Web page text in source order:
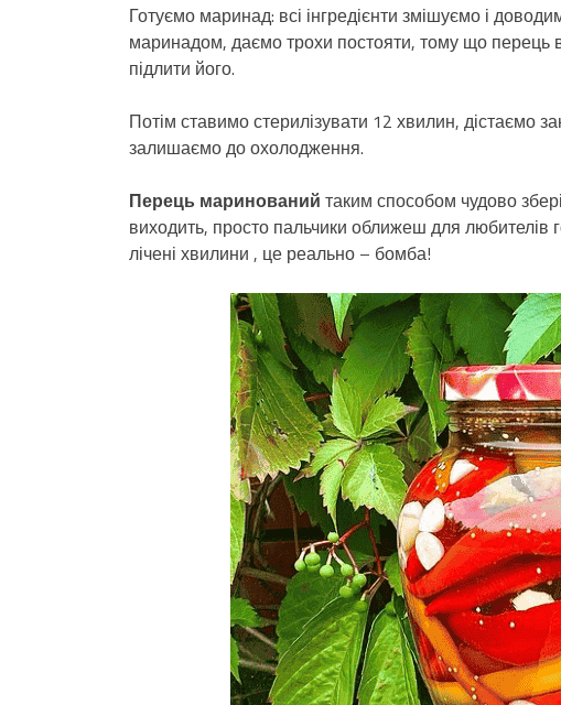
Готуємо маринад: всі інгредієнти змішуємо і
маринадом, даємо трохи постояти, тому що перець
підлити його.
Потім ставимо стерилізувати 12 хвилин, дістаємо
залишаємо до охолодження.
Перець маринований таким способом чудово
виходить, просто пальчики оближеш для любителів
лічені хвилини , це реально – бомба!